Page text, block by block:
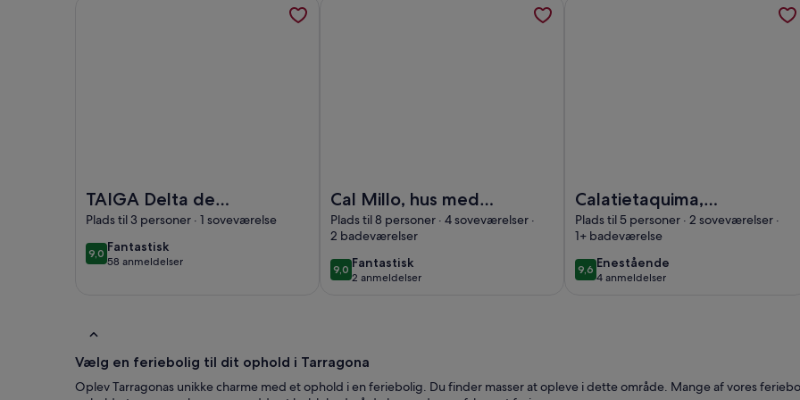
TAIGA Delta de
l'Ebre
Plads til 3 personer · 1 soveværelse
9,09,0 ud af 10
Fantastisk
fantastisk
58 anmeldelser
(58
Cal Millo, hus med
terrasser med
udsigt Priorat HUTT-
008.255
Plads til 8 personer · 4 soveværelser ·
2 badeværelser
9,09,0 ud af 10
Fantastisk
fantastisk
2 anmeldelser
(2
Calatietaquima,
smuk udsigt med
Jardin
Plads til 5 personer · 2 soveværelser ·
1+ badeværelse
9,69,6 ud af 10
Enestående
enestående
4 anmeldelser
(4
Vælg en feriebolig til dit ophold i Tarragona
Oplev Tarragonas unikke charme med et ophold i en feriebolig. Du finder masser at opleve i dette område. Mange af vores